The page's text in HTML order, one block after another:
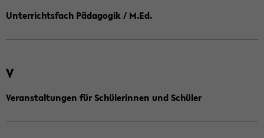
Unterrichtsfach Pädagogik / M.Ed.
V
Veranstaltungen für Schülerinnen und Schüler